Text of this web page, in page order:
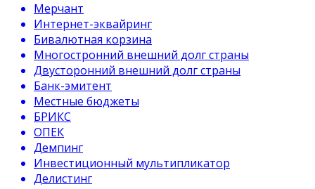
Мерчант
Интернет-эквайринг
Бивалютная корзина
Многостронний внешний долг страны
Двусторонний внешний долг страны
Банк-эмитент
Местные бюджеты
БРИКС
ОПЕК
Демпинг
Инвестиционный мультипликатор
Делистинг